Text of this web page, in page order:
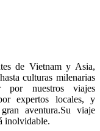
de Vietnam y Asia,
culturas milenarias
por nuestros viajes
expertos locales, y
aventura.Su viaje
inolvidable.